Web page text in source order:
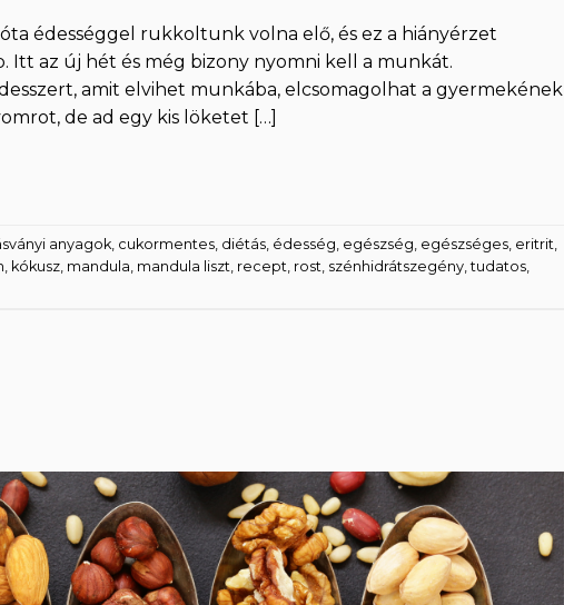
édességgel rukkoltunk volna elő, és ez a hiányérzet
Itt az új hét és még bizony nyomni kell a munkát.
amit elvihet munkába, elcsomagolhat a gyermekének
de ad egy kis löketet […]
anyagok cukormentes diétás édesség egészség egészséges eritrit
kókusz mandula mandula liszt recept rost szénhidrátszegény ,tudatos